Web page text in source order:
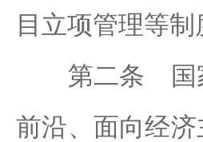
目立项管理等
第二条 国家
前沿、面向经